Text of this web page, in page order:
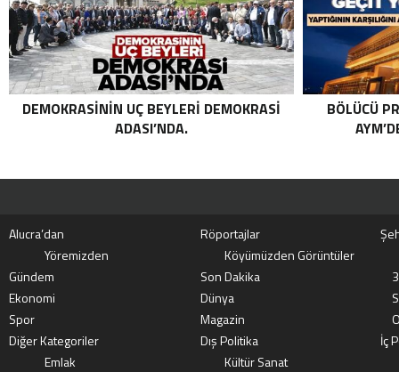
TAŞPINAR ETKISIZ HALE GETIRILDI .
DEMOKRASININ UÇ BEYLERI DEMOKRASI
ADASI’NDA.
BÖLÜCÜ
Alucra’dan Röportajlar
Yöremizden
Köyümüzden Görüntüler
Gündem
Son Dakika
Ekonomi
Dünya
Spor
Magazin
Diğer Kategoriler
Dış Politika
İç
Emlak
Kültür Sanat